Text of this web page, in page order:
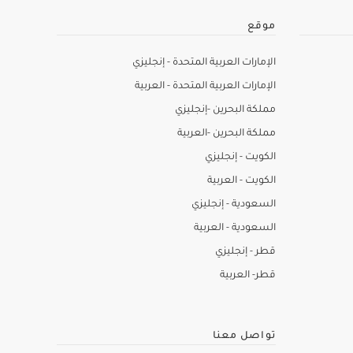
موقع
الإمارات العربية المتحدة - إنجليزي
الإمارات العربية المتحدة - العربية
مملكة البحرين -إنجليزي
مملكة البحرين -العربية
الكويت - إنجليزي
الكويت - العربية
السعودية - إنجليزي
السعودية - العربية
قطر - إنجليزي
قطر- العربية
تواصل معنا